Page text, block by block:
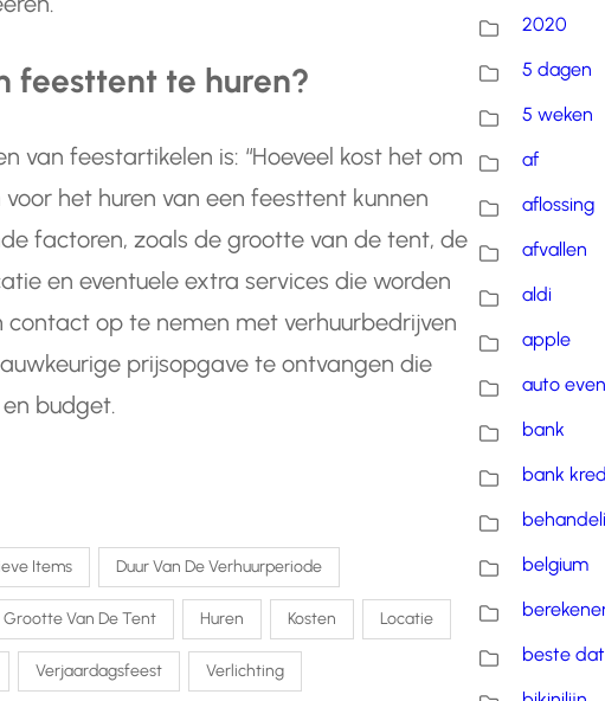
feesttent te huren?
van feestartikelen is: “Hoeveel kost het om
het huren van een feesttent kunnen
factoren, zoals de grootte van de tent, de
en eventuele extra services die worden
op te nemen met verhuurbedrijven
prijsopgave te ontvangen die
budget.
Items Duur Van De Verhuurperiode
Grootte Van De Tent Huren Kosten Locatie
Verjaardagsfeest Verlichting
2020
5 dagen
5 weken
af
aflossing
afvallen
aldi
apple
auto
bank
bank
belgium
beste